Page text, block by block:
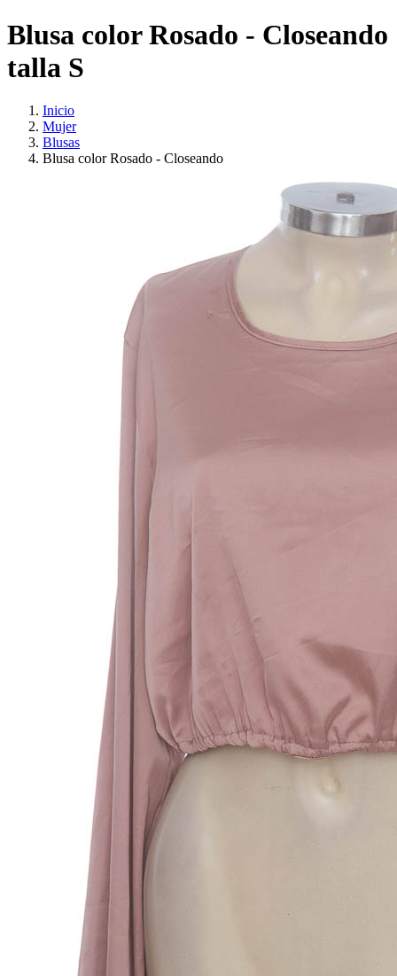
Blusa color Rosado - Closeando
talla S
Inicio
Mujer
Blusas
Blusa color Rosado - Closeando